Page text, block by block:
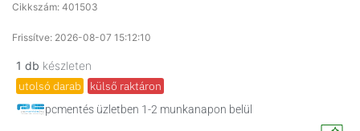
Cikkszám: 401503
Frissítve: 2026-08-07 15:12:10
1 db készleten
utolsó darab külső raktáron
pcmentés üzletben 1-2 munkanapon belül